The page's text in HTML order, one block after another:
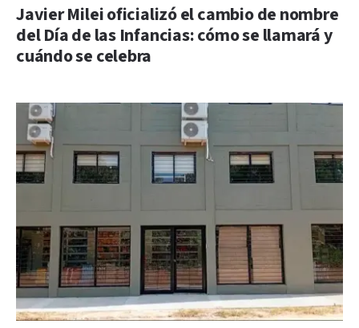
Javier Milei oficializó el cambio de nombre
del Día de las Infancias: cómo se llamará y
cuándo se celebra